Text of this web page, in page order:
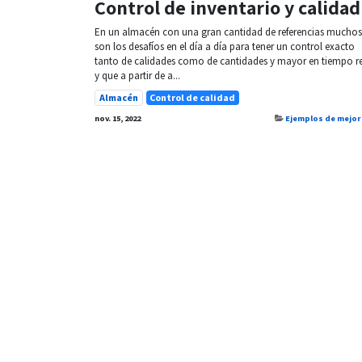
Control de inventario y calidad
En un almacén con una gran cantidad de referencias muchos
son los desafíos en el día a día para tener un control exacto
tanto de calidades como de cantidades y mayor en tiempo
y que a partir de a...
Almacén Control de calidad
nov. 15, 2022 Ejemplos de